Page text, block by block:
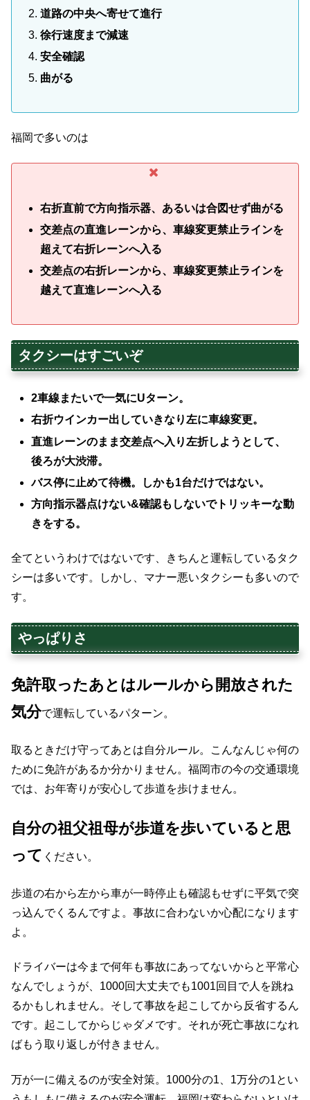
道路の中央へ寄せて進行
徐行速度まで減速
安全確認
曲がる
福岡で多いのは
右折直前で方向指示器、あるいは合図せず曲がる
交差点の直進レーンから、車線変更禁止ラインを
超えて右折レーンへ入る
交差点の右折レーンから、車線変更禁止ラインを
越えて直進レーンへ入る
タクシーはすごいぞ
2車線またいで一気にUターン。
右折ウインカー出していきなり左に車線変更。
直進レーンのまま交差点へ入り左折しようとして、
後ろが大渋滞。
バス停に止めて待機。しかも1台だけではない。
方向指示器点けない&確認もしないでトリッキーな動
きをする。
全てというわけではないです、きちんと運転しているタク
シーは多いです。しかし、マナー悪いタクシーも多いので
す。
やっぱりさ
免許取ったあとはルールから開放された
気分で運転しているパターン。
取るときだけ守ってあとは自分ルール。こんなんじゃ何の
ために免許があるか分かりません。福岡市の今の交通環境
では、お年寄りが安心して歩道を歩けません。
自分の祖父祖母が歩道を歩いていると思
って ください。
歩道の右から左から車が一時停止も確認もせずに平気で突
っ込んでくるんですよ。事故に合わないか心配になります
よ。
ドライバーは今まで何年も事故にあってないからと平常心
なんでしょうが、1000回大丈夫でも1001回目で人を跳ね
るかもしれません。そして事故を起こしてから反省するん
です。起こしてからじゃダメです。それが死亡事故になれ
ばもう取り返しが付きません。
万が一に備えるのが安全対策。1000分の1、1万分の1とい